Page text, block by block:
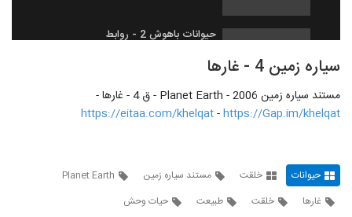
حیوانات باهوش 2 - روابط
11
حیوانات باهوش 3 - ارتباطات
۲۷۱ بازدید
12
۲۵۲ بازدید
سیاره زمین 4 - غارها
مستند سیاره زمین 2006 - Planet Earth - ق 4 - غارها -
https://eitaa.com/khelqat-https://Gap.im/khelqat
حیوانات خلقت مستند سیاره زمین
Planet Earth
غارها
خلقت طبیعت حیات وحش